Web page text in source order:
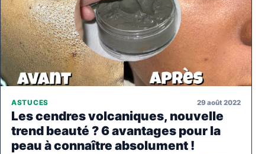
ASTUCES 29 août 2022
Les cendres volcaniques, nouvelle
trend beauté ? 6 avantages pour la
peau à connaître absolument !